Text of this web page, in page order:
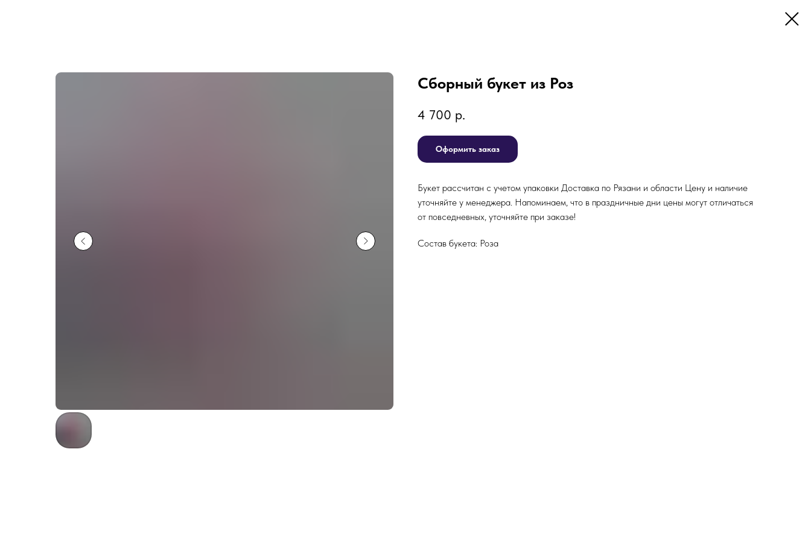
Сборный букет из Роз
4 700 р.
Оформить заказ
Букет рассчитан с учетом упаковки Доставка по Рязани и области Цену и наличие
уточняйте у менеджера. Напоминаем, что в праздничные дни цены могут отличаться
от повседневных, уточняйте при заказе!
Состав букета: Роза